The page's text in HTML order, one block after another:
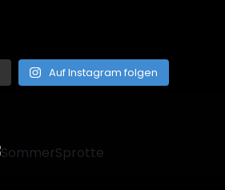
Auf Instagram folgen